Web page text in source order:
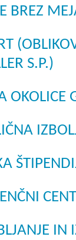
BREZ
S.P.)
OKOLICE
IN